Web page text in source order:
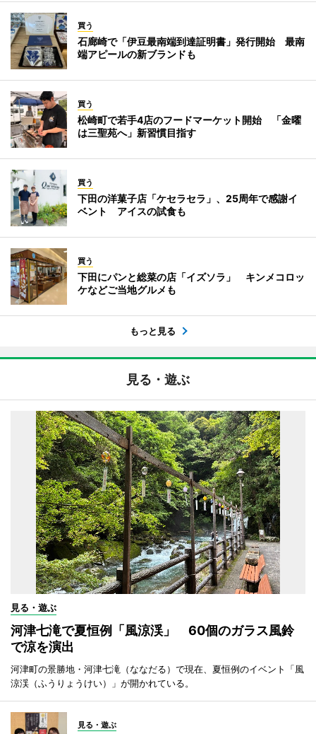
買う
石廊崎で「伊豆最南端到達証明書」発行開始 最南
端アピールの新ブランドも
買う
松崎町で若手4店のフードマーケット開始 「金曜
は三聖苑へ」新習慣目指す
買う
下田の洋菓子店「ケセラセラ」、25周年で感謝イ
ベント アイスの試食も
買う
下田にパンと総菜の店「イズソラ」 キンメコロッ
ケなどご当地グルメも
もっと見る
見る・遊ぶ
見る・遊ぶ
河津七滝で夏恒例「風涼渓」 60個のガラス風鈴
で涼を演出
河津町の景勝地・河津七滝（ななだる）で現在、夏恒例のイベント「風
涼渓（ふうりょうけい）」が開かれている。
見る・遊ぶ